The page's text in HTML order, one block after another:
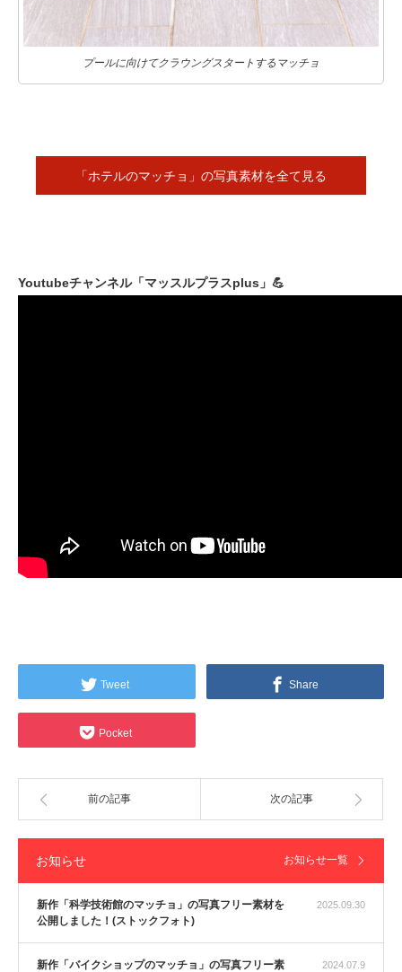
プールに向けてクラウングスタートするマッチョ
「ホテルのマッチョ」の写真素材を全て見る
Youtubeチャンネル「マッスルプラスplus」💪
Tweet Share
Pocket
前の記事 次の記事
お知らせ
2025.09.30
新作「科学技術館のマッチョ」の写真フリー素材を
公開しました！(ストックフォト)
2024.07.9
新作「バイクショップのマッチョ」の写真フリー素
お知らせ一覧